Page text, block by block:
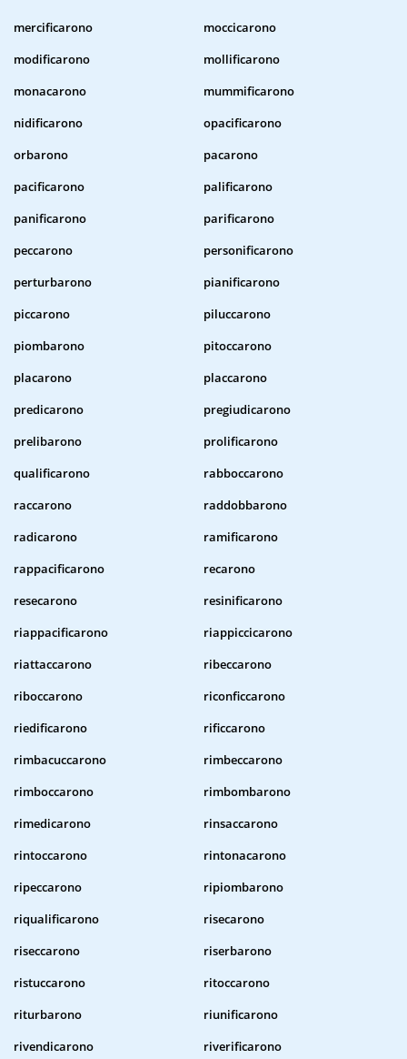
mercificarono
moccicarono
modificarono
mollificarono
monacarono
mummificarono
nidificarono
opacificarono
orbarono
pacarono
pacificarono
palificarono
panificarono
parificarono
peccarono
personificarono
perturbarono
pianificarono
piccarono
piluccarono
piombarono
pitoccarono
placarono
placcarono
predicarono
pregiudicarono
prelibarono
prolificarono
qualificarono
rabboccarono
raccarono
raddobbarono
radicarono
ramificarono
rappacificarono
recarono
resecarono
resinificarono
riappacificarono
riappiccicarono
riattaccarono
ribeccarono
riboccarono
riconficcarono
riedificarono
rificcarono
rimbacuccarono
rimbeccarono
rimboccarono
rimbombarono
rimedicarono
rinsaccarono
rintoccarono
rintonacarono
ripeccarono
ripiombarono
riqualificarono
risecarono
riseccarono
riserbarono
ristuccarono
ritoccarono
riturbarono
riunificarono
rivendicarono
riverificarono